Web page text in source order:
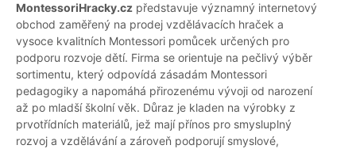
MontessoriHracky.cz představuje významný internetový
obchod zaměřený na prodej vzdělávacích hraček a
vysoce kvalitních Montessori pomůcek určených pro
podporu rozvoje dětí. Firma se orientuje na pečlivý výběr
sortimentu, který odpovídá zásadám Montessori
pedagogiky a napomáhá přirozenému vývoji od narození
až po mladší školní věk. Důraz je kladen na výrobky z
prvotřídních materiálů, jež mají přínos pro smysluplný
rozvoj a vzdělávání a zároveň podporují smyslové,